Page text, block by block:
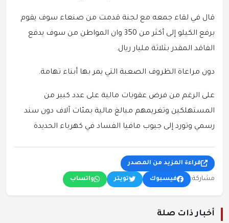
قال في لقاء جمعه مع لجنة قدمت من صنعاء سوف يقوم
برفع الكيلو إلى أكثر من 350 وان المواطن من سوف يدفع
الفاقد المقدر بثلاثة مليار ريال.
دون مراعاة الظروف الصعبة التي يمر بها أبناء تهامة.
على الرغم من فرض عقوبات مالية على عدد كبير من
المستهلكين وتغريمهم مبالغ مالية بمئات آلاف دون سند
رسمي وتورد إلى جيوب مافيا الفساد في كهرباء الحديدة
قراءة المزيد من المصدر
مشاركة: فيسبوك تويتر واتساب
أخبار ذات صلة